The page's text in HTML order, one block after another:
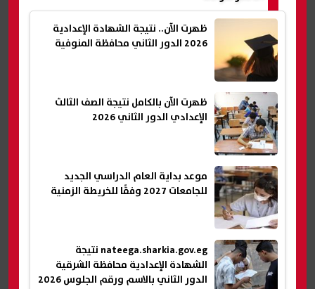
ظهرت الآن.. نتيجة الشهادة الإعدادية
2026 الدور الثاني محافظة المنوفية
ظهرت الآن بالكامل نتيجة الصف الثالث
الإعدادي الدور الثاني 2026
موعد بداية العام الدراسي الجديد
للجامعات 2027 وفقًا للخريطة الزمنية
nateega.sharkia.gov.eg نتيجة
الشهادة الإعدادية محافظة الشرقية
الدور الثاني بالاسم ورقم الجلوس 2026